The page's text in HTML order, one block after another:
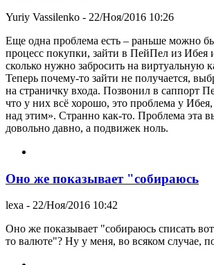
Yuriy Vassilenko - 22/Ноя/2016 10:26
Еще одна проблема есть – раньше можно
процесс покупки, зайти в ПейПел из Ибея
сколько нужно забросить на виртуальную
Теперь почему-то зайти не получается,
на страничку входа. Позвонил в саппорт
что у них всё хорошо, это проблема у
над этим». Странно как-то. Проблема эта
довольно давно, а подвижек ноль.
Оно же показывает "собираюсь
lexa - 22/Ноя/2016 10:42
Оно же показывает "собираюсь списать
то валюте"? Ну у меня, во всяком случае,